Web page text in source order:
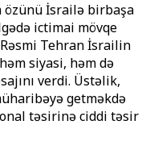
özünü İsrailə birbaşa
ictimai mövqe
Tehran İsrailin
siyasi, həm də
verdi. Üstəlik,
getməkdə
təsirinə ciddi təsir